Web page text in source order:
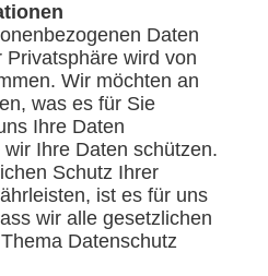
Daten
wird von
Wir möchten an
was es für Sie
Ihre Daten
Ihre Daten schützen.
Schutz Ihrer
ist es für uns
wir alle gesetzlichen
Datenschutz